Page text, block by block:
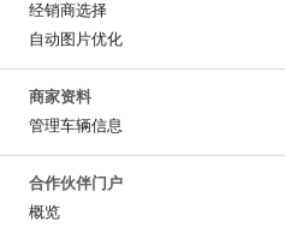
经销商选择
自动图片优化
商家资料
管理车辆信息
合作伙伴门户
概览